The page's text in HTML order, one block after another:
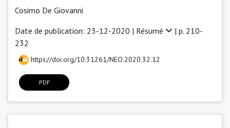
Cosimo De Giovanni
Date de publication: 23-12-2020 | Résumé
| p. 210-
232
https://doi.org/10.31261/NEO.2020.32.12
PDF